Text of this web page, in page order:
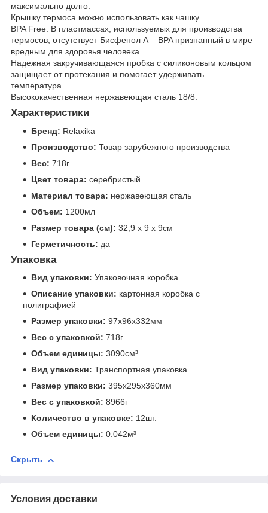
максимально долго.
Крышку термоса можно использовать как чашку
BPA Free. В пластмассах, используемых для производства
термосов, отсутствует Бисфенол А – BPA признанный в мире
вредным для здоровья человека.
Надежная закручивающаяся пробка с силиконовым кольцом
защищает от протекания и помогает удерживать
температура.
Высококачественная нержавеющая сталь 18/8.
Характеристики
Бренд: Relaxika
Производство: Товар зарубежного производства
Вес: 718г
Цвет товара: серебристый
Материал товара: нержавеющая сталь
Объем: 1200мл
Размер товара (см): 32,9 x 9 x 9см
Герметичность: да
Упаковка
Вид упаковки: Упаковочная коробка
Описание упаковки: картонная коробка с
полиграфией
Размер упаковки: 97x96x332мм
Вес с упаковкой: 718г
Объем единицы: 3090см³
Вид упаковки: Транспортная упаковка
Размер упаковки: 395x295x360мм
Вес с упаковкой: 8966г
Количество в упаковке: 12шт.
Объем единицы: 0.042м³
Скрыть
Условия доставки